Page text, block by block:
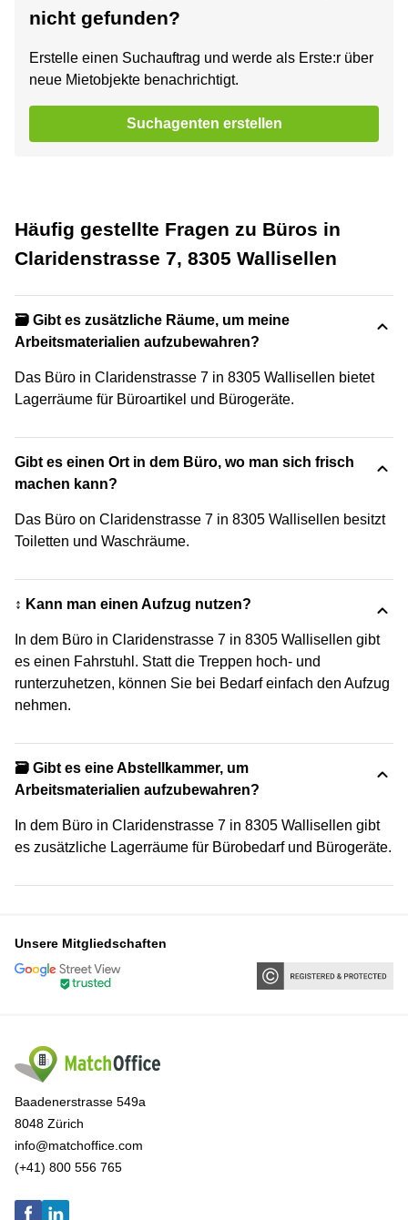
nicht gefunden?
Erstelle einen Suchauftrag und werde als Erste:r über
neue Mietobjekte benachrichtigt.
Suchagenten erstellen
Häufig gestellte Fragen zu Büros in
Claridenstrasse 7, 8305 Wallisellen
🗃️ Gibt es zusätzliche Räume, um meine
Arbeitsmaterialien aufzubewahren?
Das Büro in Claridenstrasse 7 in 8305 Wallisellen bietet
Lagerräume für Büroartikel und Bürogeräte.
Gibt es einen Ort in dem Büro, wo man sich frisch
machen kann?
Das Büro on Claridenstrasse 7 in 8305 Wallisellen besitzt
Toiletten und Waschräume.
↕️ Kann man einen Aufzug nutzen?
In dem Büro in Claridenstrasse 7 in 8305 Wallisellen gibt
es einen Fahrstuhl. Statt die Treppen hoch- und
runterzuhetzen, können Sie bei Bedarf einfach den Aufzug
nehmen.
🗃️ Gibt es eine Abstellkammer, um
Arbeitsmaterialien aufzubewahren?
In dem Büro in Claridenstrasse 7 in 8305 Wallisellen gibt
es zusätzliche Lagerräume für Bürobedarf und Bürogeräte.
Unsere Mitgliedschaften
Baadenerstrasse 549a
8048 Zürich
info@matchoffice.com
(+41) 800 556 765